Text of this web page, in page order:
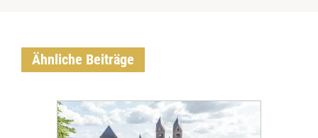
Ähnliche Beiträge